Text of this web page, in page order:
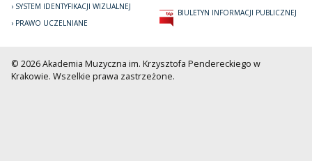
SYSTEM IDENTYFIKACJI WIZUALNEJ
PRAWO UCZELNIANE
BIULETYN INFORMACJI PUBLICZNEJ
© 2026 Akademia Muzyczna im. Krzysztofa Pendereckiego w
Krakowie. Wszelkie prawa zastrzeżone.